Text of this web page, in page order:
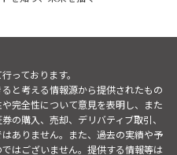
っております。
と考える情報源から提供されたもの
完全性について意見を表明し、また
の購入、売却、デリバティブ取引、
ありません。また、過去の実績や予
はございません。提供する情報等は